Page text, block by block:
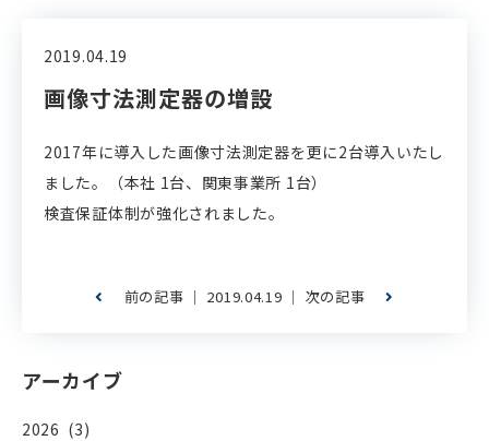
アーカイブ
2026 (3)
2019.04.19
画像寸法測定器の増設
2017年に導入した画像寸法測定器を更に2台導入いたし
ました。（本社 1台、関東事業所 1台）
検査保証体制が強化されました。
前の記事 │ 2019.04.19 │ 次の記事